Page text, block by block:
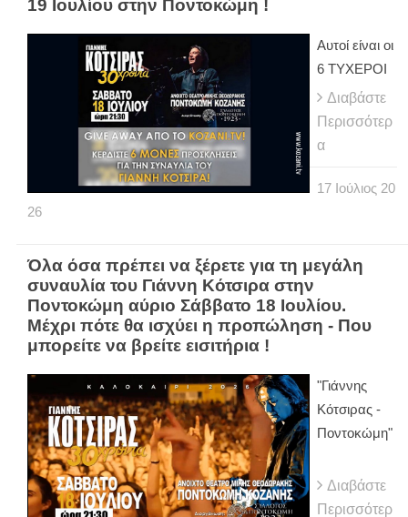
19 Ιουλίου στην Ποντοκώμη !
Αυτοί είναι οι
6 ΤΥΧΕΡΟΙ
Διαβάστε
Περισσότερ
α
17 Ιούλιος 20
26
Όλα όσα πρέπει να ξέρετε για τη μεγάλη
συναυλία του Γιάννη Κότσιρα στην
Ποντοκώμη αύριο Σάββατο 18 Ιουλίου.
Μέχρι πότε θα ισχύει η προπώληση - Που
μπορείτε να βρείτε εισιτήρια !
"Γιάννης
Κότσιρας -
Ποντοκώμη"
Διαβάστε
Περισσότερ